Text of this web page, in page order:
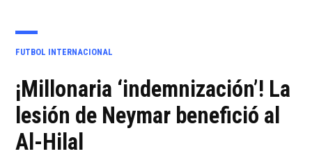
PUBLICADO
FUTBOL INTERNACIONAL
¡Millonaria ‘indemnización’! La
lesión de Neymar benefició al
Al-Hilal